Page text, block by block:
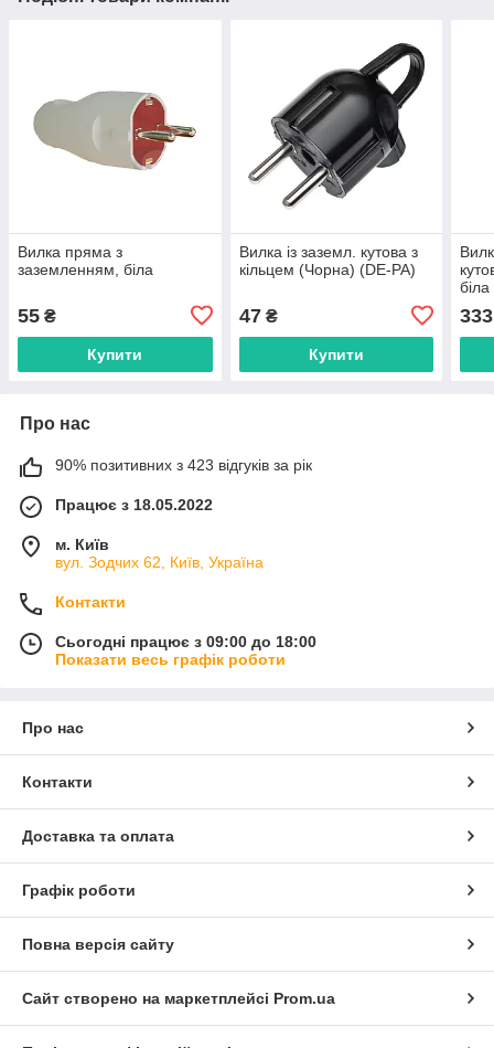
Вилка пряма з
заземленням, біла
55 ₴
Купити
Вилка із заземл. кутова з
кільцем (Чорна) (DE-PA)
47₴
Купити
біла
333
Про нас
90% позитивних з 423 відгуків за рік
Працює з 18.05.2022
м. Київ
вул. Зодчих 62, Київ, Україна
Контакти
Сьогодні працює з 09:00 до 18:00
Показати весь графік роботи
Про нас
Контакти
Доставка та оплата
Графік роботи
Повна версія сайту
Сайт створено на маркетплейсі Prom.ua